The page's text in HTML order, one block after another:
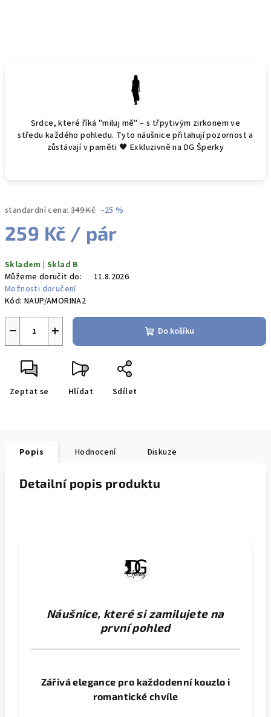
Srdce, které říká "miluj mě" – s třpytivým zirkonem ve
středu každého pohledu. Tyto náušnice přitahují pozornost a
zůstávají v paměti 🖤 Exkluzivně na DG Šperky
standardní cena: 349 Kč –25 %
259 Kč / pár
cena:
Skladem | Sklad B
Můžeme doručit do:
11.8.2026
Možnosti doručení
Kód: NAUP/AMORINA2
+
− Do košíku
Zeptat se Hlídat Sdílet
Popis Hodnocení Diskuze
Detailní popis produktu
Náušnice, které si zamilujete na
první pohled
Zářivá elegance pro každodenní kouzlo i
romantické chvíle